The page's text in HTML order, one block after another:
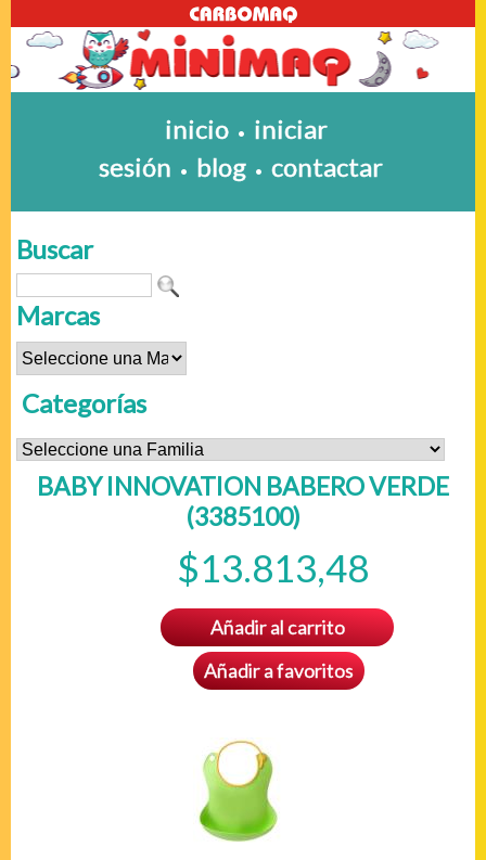
inicio • iniciar
sesión • blog • contactar
Buscar
Marcas
Categorías
BABY INNOVATION BABERO VERDE
(3385100)
$13.813,48
Añadir al carrito
Añadir a favoritos